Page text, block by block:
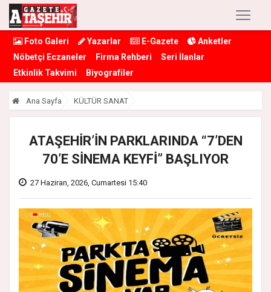
Foto Galeri Yazarlar E-Gazete
Anketler
Nöbetçi Eczaneler
Firma Rehberi
Seri İlanlar
Etkinlik Takvimi
Biyografiler
Ana Sayfa KÜLTÜR SANAT
ATAŞEHİR’İN PARKLARINDA “7’DEN
70’E SİNEMA KEYFİ” BAŞLIYOR
27 Haziran, 2026, Cumartesi 15:40